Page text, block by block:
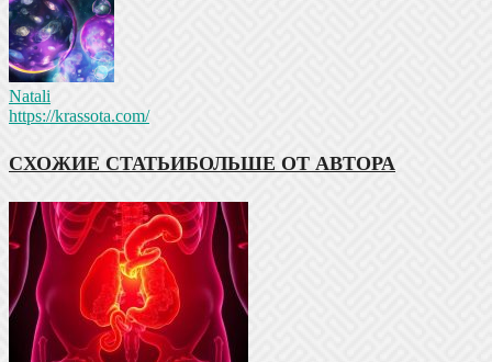
Natali
https://krassota.com/
СХОЖИЕ СТАТЬИБОЛЬШЕ ОТ АВТОРА